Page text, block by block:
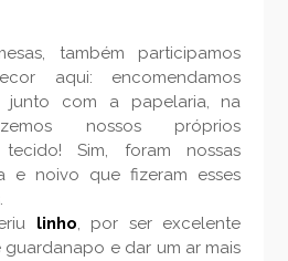
também participamos
aqui: encomendamos
junto com a papelaria, na
nossos próprios
Sim, foram nossas
noivo que fizeram esses
linho, por ser excelente
e dar um ar mais